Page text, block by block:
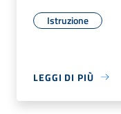
Istruzione
LEGGI DI PIÙ